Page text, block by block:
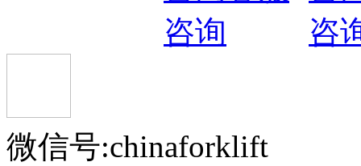
微信号:chinaforklift